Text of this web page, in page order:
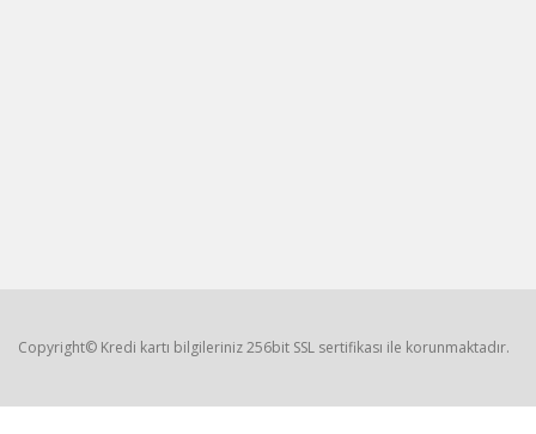
Copyright© Kredi kartı bilgileriniz 256bit SSL sertifikası ile korunmaktadır.